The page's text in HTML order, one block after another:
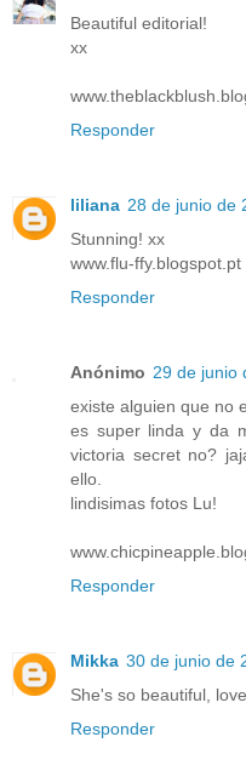
Beautiful editorial!
xx
Responder
liliana 28 de junio de
Stunning! xx
www.flu-ffy.blogspot.pt
Responder
Anónimo 29 de junio
existe alguien que no
es super linda y da
victoria secret no?
ello.
lindisimas fotos Lu!
Responder
Mikka 30 de junio de
She's so beautiful,
Responder